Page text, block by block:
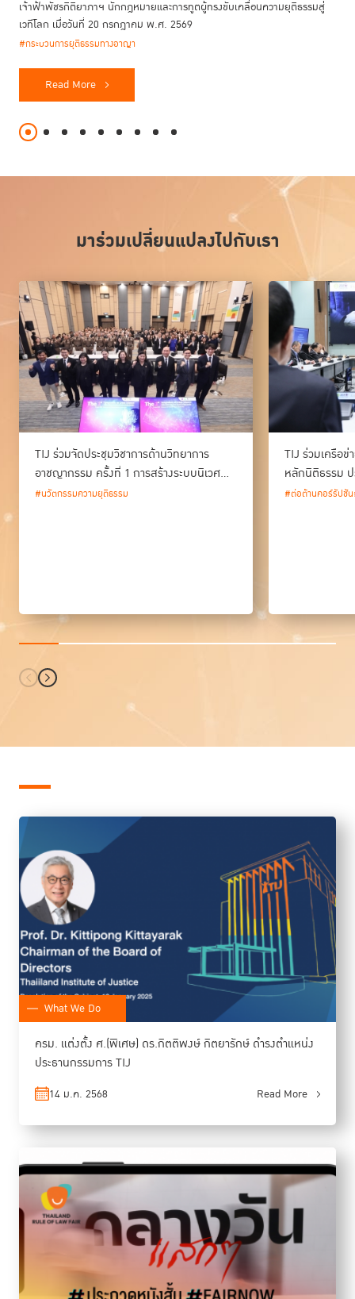
Read More
เจ้าฟ้าพัชรกิติยาภาฯ นักกฎหมายและการทูตผู้ทรงขับเคลื่อนความยุติธรรมสู่
เวทีโลก เมื่อวันที่ 20 กรกฎาคม พ.ศ. 2569
#กระบวนการยุติธรรมทางอาญา
มาร่วมเปลี่ยนแปลงไปกับเรา
TIJ ร่วมจัดประชุมวิชาการด้านวิทยาการ
อาชญากรรม ครั้งที่ 1 การสร้างระบบนิเวศ
ด้านวิทยาการอาชญากรรม และนวัตกรรม
#นวัตกรรมความยุติธรรม
TIJ ร่วมเครือ
หลักนิติธรรม ป
#ต่อต้านคอร์รัปชัน
What We Do
ครม. แต่งตั้ง ศ.(พิเศษ) ดร.กิตติพงษ์ กิตยารักษ์ ดำรงตำแหน่ง
ประธานกรรมการ TIJ
14 ม.ค. 2568 Read More